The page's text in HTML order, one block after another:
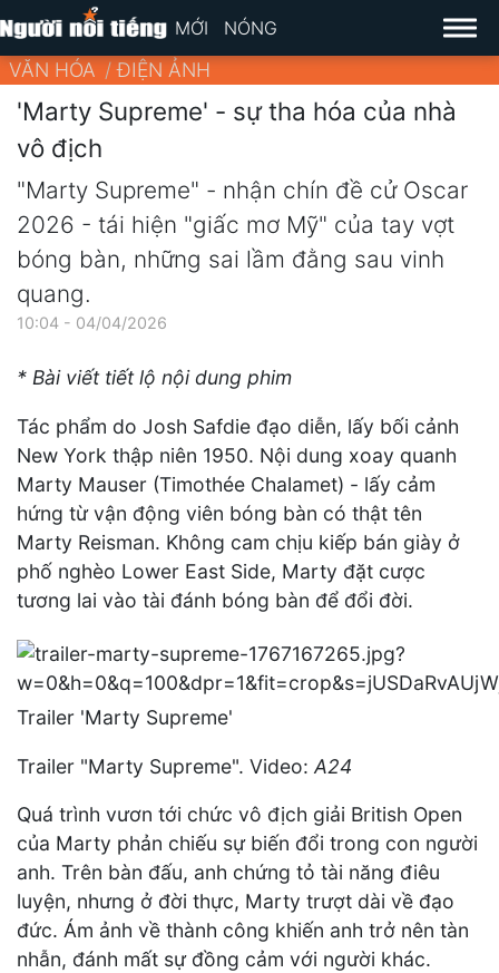
MỚI NÓNG
VĂN HÓA ĐIỆN ẢNH
'Marty Supreme' - sự tha hóa của nhà
vô địch
"Marty Supreme" - nhận chín đề cử Oscar
2026 - tái hiện "giấc mơ Mỹ" của tay vợt
bóng bàn, những sai lầm đằng sau vinh
quang.
10:04 - 04/04/2026
* Bài viết tiết lộ nội dung phim
Tác phẩm do Josh Safdie đạo diễn, lấy bối cảnh
New York thập niên 1950. Nội dung xoay quanh
Marty Mauser (Timothée Chalamet) - lấy cảm
hứng từ vận động viên bóng bàn có thật tên
Marty Reisman. Không cam chịu kiếp bán giày ở
phố nghèo Lower East Side, Marty đặt cược
tương lai vào tài đánh bóng bàn để đổi đời.
Trailer 'Marty Supreme'
Trailer "Marty Supreme". Video: A24
Quá trình vươn tới chức vô địch giải British Open
của Marty phản chiếu sự biến đổi trong con người
anh. Trên bàn đấu, anh chứng tỏ tài năng điêu
luyện, nhưng ở đời thực, Marty trượt dài về đạo
đức. Ám ảnh về thành công khiến anh trở nên tàn
nhẫn, đánh mất sự đồng cảm với người khác.